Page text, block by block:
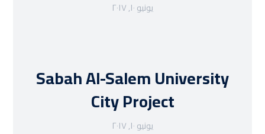
يونيو ١٠, ٢٠١٧
Sabah Al-Salem University
City Project
يونيو ١٠, ٢٠١٧